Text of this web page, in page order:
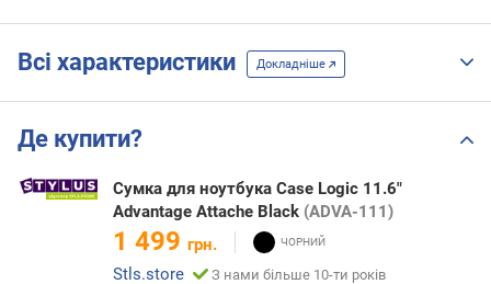
Всі характеристики Докладніше
Де купити?
Сумка для ноутбука Case Logic 11.6"
Advantage Attache Black (ADVA-111)
1 499 грн.
Stls.store
З нами більше 10-ти років